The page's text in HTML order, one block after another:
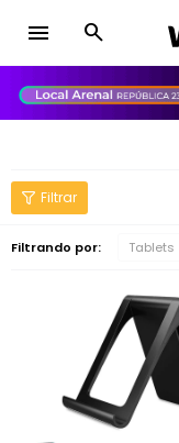
menu
Filtrando por: Tablets
close